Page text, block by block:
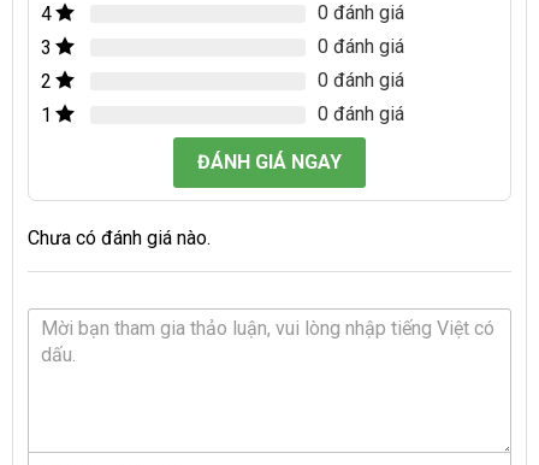
4
0 đánh giá
3
0 đánh giá
2
0 đánh giá
1
0 đánh giá
ĐÁNH GIÁ NGAY
Chưa có đánh giá nào.